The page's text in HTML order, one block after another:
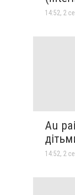
14:52, 2
Au
14:52, 2